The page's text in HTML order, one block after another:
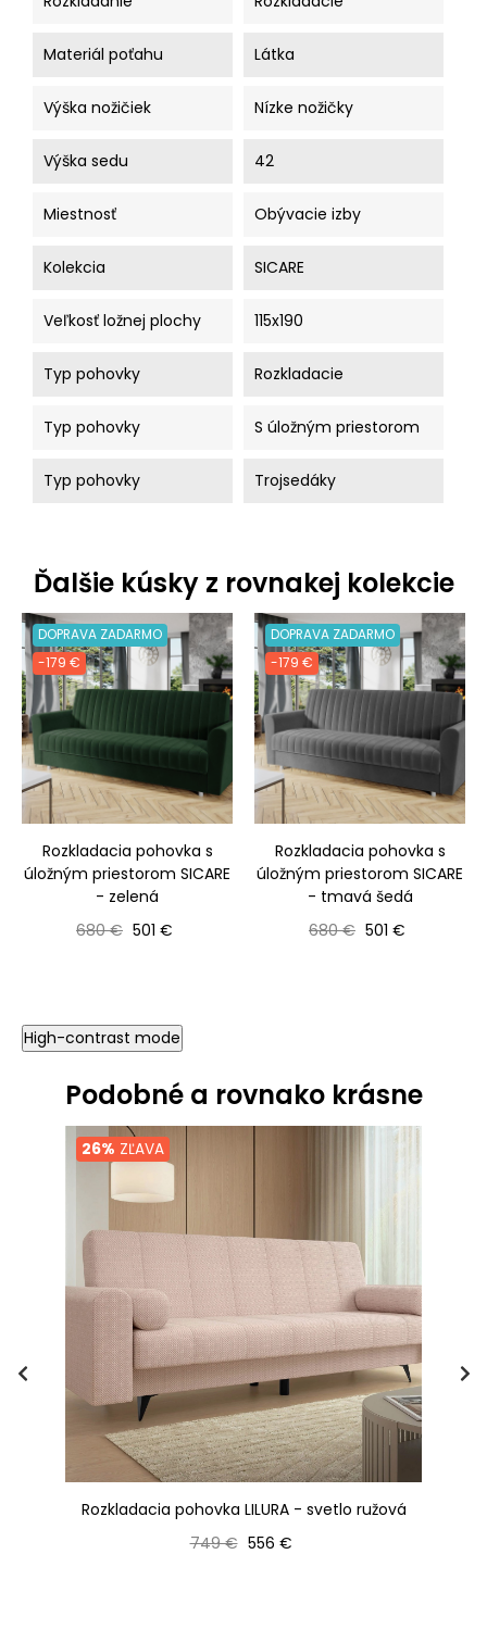
Materiál poťahu Látka
Výška nožičiek Nízke nožičky
Výška sedu 42
Miestnosť Obývacie izby
Kolekcia SICARE
Veľkosť ložnej plochy 115x190
Typ pohovky Rozkladacie
Typ pohovky S úložným priestorom
Typ pohovky Trojsedáky
Ďalšie kúsky z rovnakej kolekcie
DOPRAVA ZADARMO
-179 €
Rozkladacia pohovka s
úložným priestorom SICARE
- zelená
Bežná cena
680 € Cena
501 €
DOPRAVA ZADARMO
-179 €
Rozkladacia pohovka s
úložným priestorom SICARE
- tmavá šedá
Bežná cena
680 € Cena
501 €
High-contrast mode
Podobné a rovnako krásne
26% ZĽAVA
Rozkladacia pohovka LILURA - svetlo ružová
Bežná cena
749 € Cena
556 €